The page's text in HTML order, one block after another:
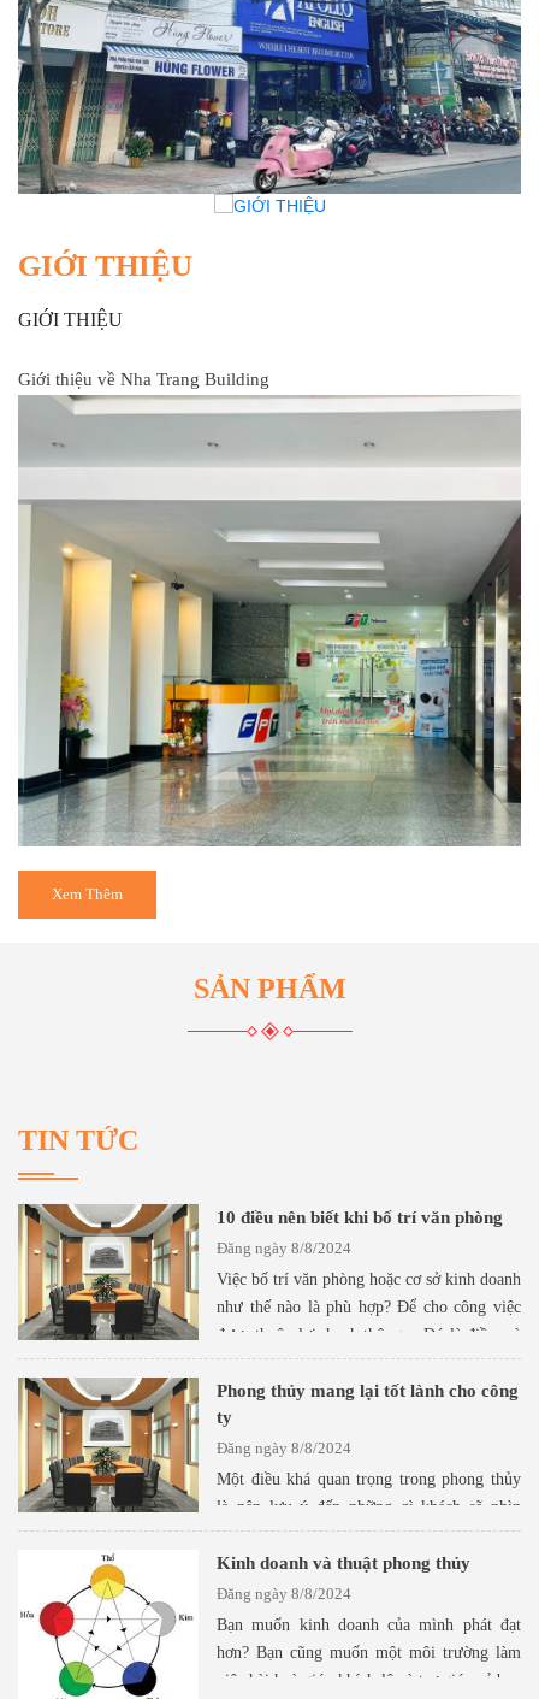
GIỚI THIỆU
GIỚI THIỆU
Giới thiệu về Nha Trang Building
Công ty TNHH An Hòa.
Tòa nhà được xây dựng trên khu đất mặt tiền trung tâm thành phố,
Vị trí trung tâm thành phố gần các trung tâm thương mại, ngân
hàng, trường học,... Thuận tiện cho việc mở văn phòng đại diện,
chi nhánh công ty, văn phòng làm việc...
Bạn cần một văn phòng làm việc hiện đại, đầy đủ tiện nghi để
phục vụ cho công việc kinh doanh.
Bạn cần đặt văn phòng sang trọng và hiện đại tại trung tâm thành
phố, tiện lợi cho việc giao dịch với đối tác.
Bạn cần có những nhân viên giỏi, tiếp xúc với khách hàng hay trả
lời các cuộc điện thoại một cách chuyên nghiệp.
Xem Thêm
SẢN PHẨM
TIN TỨC
10 điều nên biết khi bố trí văn phòng
Đăng ngày 8/8/2024
Việc bố trí văn phòng hoặc cơ sở kinh doanh
như thế nào là phù hợp? Để cho công việc
được thuận lợi, hanh thông… Đó là điều mà
ai cũng mong muốn.
Phong thủy mang lại tốt lành cho công
ty
Đăng ngày 8/8/2024
Một điều khá quan trọng trong phong thủy
là nên lưu ý đến những gì khách sẽ nhìn
thấy khi họ ghé thăm văn phòng của bạn.
Tốt nhất là không nên để họ nhìn thẳng vào
khu vực làm việc chính.
Xem thêm
Kinh doanh và thuật phong thủy
Đăng ngày 8/8/2024
Bạn muốn kinh doanh của mình phát đạt
hơn? Bạn cũng muốn một môi trường làm
việc hài hoà giúp khích lệ và trợ giúp cả bạn